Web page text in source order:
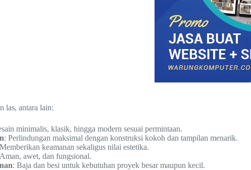
las, antara lain:
minimalis, klasik, hingga modern sesuai permintaan.
: Perlindungan maksimal dengan konstruksi kokoh dan tampilan menarik.
keamanan sekaligus nilai estetika.
awet, dan fungsional.
: Baja dan besi untuk kebutuhan proyek besar maupun kecil.